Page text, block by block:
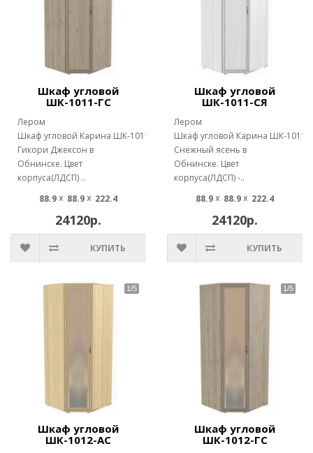
Шкаф угловой
ШК-1011-ГС
Лером
Шкаф угловой Карина ШК-1011
Гикори Джексон в
Обнинске. Цвет
корпуса(ЛДСП) ..
88.9 ☓ 88.9 ☓ 222.4
24120р.
КУПИТЬ
Шкаф угловой
ШК-1011-СЯ
Лером
Шкаф угловой Карина ШК-1011
Снежный ясень в
Обнинске. Цвет
корпуса(ЛДСП) -..
88.9 ☓ 88.9 ☓ 222.4
24120р.
КУПИТЬ
Шкаф угловой
ШК-1012-АС
Шкаф угловой
ШК-1012-ГС